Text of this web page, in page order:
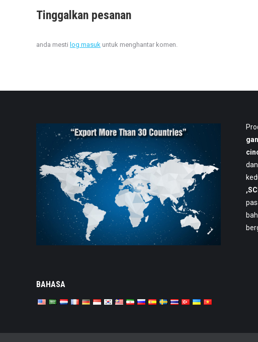
Tinggalkan pesanan
anda mesti log masuk untuk menghantar komen.
BAHASA